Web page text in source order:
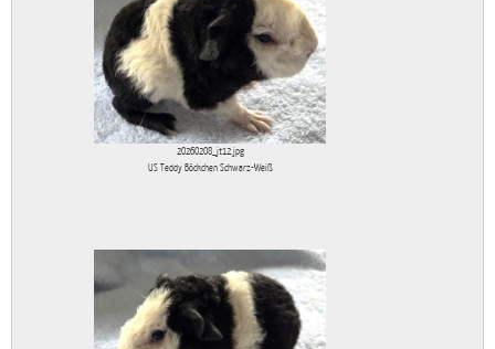
20260208_jt12.jpg
US Teddy Böckchen Schwarz-Weiß